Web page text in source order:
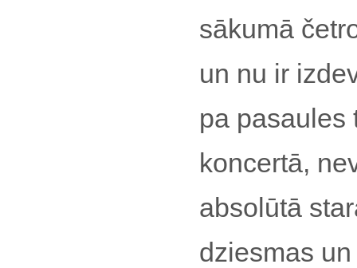
sākumā
un nu ir
pa pasaules
koncertā,
absolūtā
dziesmas